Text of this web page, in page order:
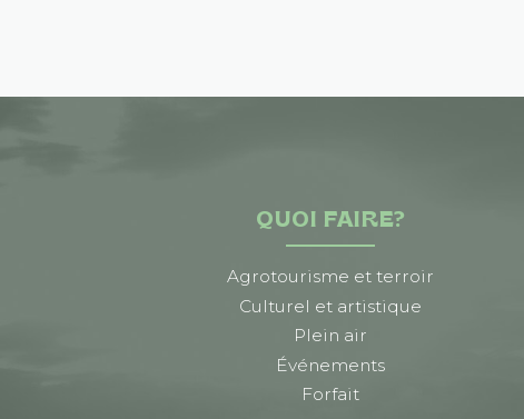
QUOI FAIRE?
Agrotourisme et terroir
Culturel et artistique
Plein air
Événements
Forfait